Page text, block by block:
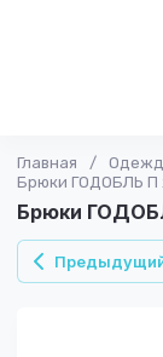
Главная /
Брюки ГОДОБЛЬ П
Брюки